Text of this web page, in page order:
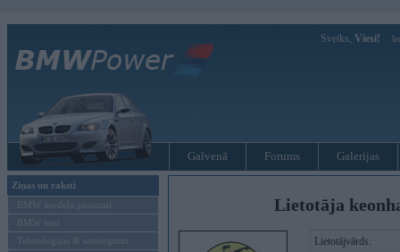
Sveiks, Viesi!
Galvenā Forums Galerijas
Ziņas un raksti
BMW modeļu jaunumi
BMW testi
Tehnoloģijas & sasniegumi
Lietotāja
Lietotājvārds: